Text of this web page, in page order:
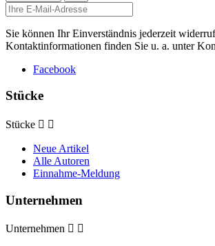
Sie können Ihr Einverständnis jederzeit
Kontaktinformationen finden Sie u. a. unter
Facebook
Stücke
Stücke  
Neue Artikel
Alle Autoren
Einnahme-Meldung
Unternehmen
Unternehmen  